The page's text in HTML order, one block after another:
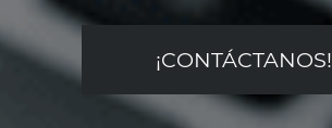
¡CONTÁCTANOS!